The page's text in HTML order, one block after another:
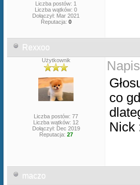
Liczba postów: 1
Liczba wątków: 0
Dołączył: Mar 2021
Reputacja: 0
Rexxoo
Użytkownik
Liczba postów: 77
Liczba wątków: 12
Dołączył: Dec 2019
Reputacja: 27
co
Nick
maczo